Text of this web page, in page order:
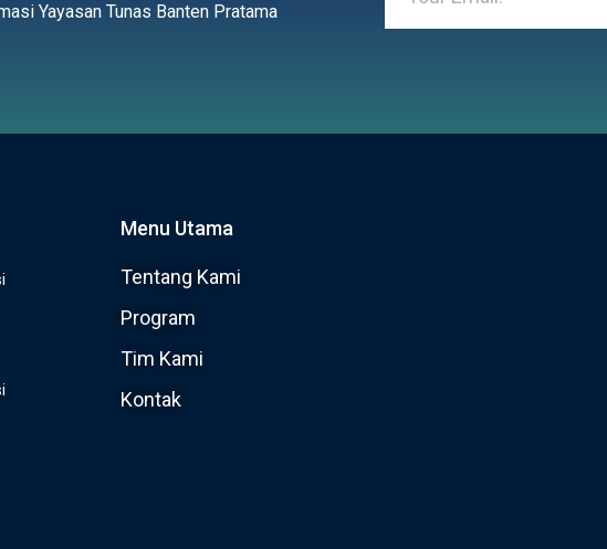
Yayasan Tunas Banten Pratama
Menu Utama
Tentang Kami
Program
Tim Kami
Kontak